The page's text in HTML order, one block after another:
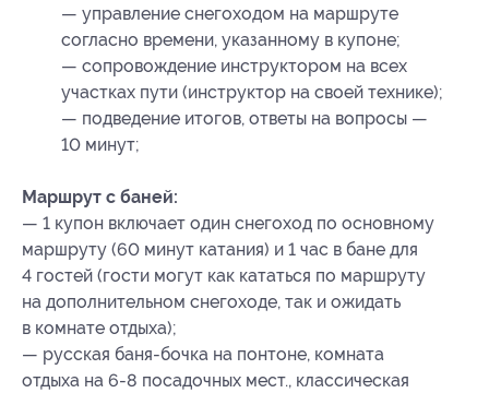
— управление снегоходом на маршруте
согласно времени, указанному в купоне;
— сопровождение инструктором на всех
участках пути (инструктор на своей технике);
— подведение итогов, ответы на вопросы —
10 минут;
Маршрут с баней:
— 1 купон включает один снегоход по основному
маршруту (60 минут катания) и 1 час в бане для
4 гостей (гости могут как кататься по маршруту
на дополнительном снегоходе, так и ожидать
в комнате отдыха);
— русская баня-бочка на понтоне, комната
отдыха на 6-8 посадочных мест., классическая